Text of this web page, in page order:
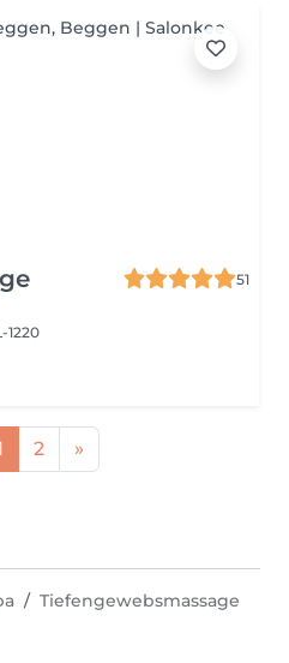
51
1220
2 »
Tiefengewebsmassage